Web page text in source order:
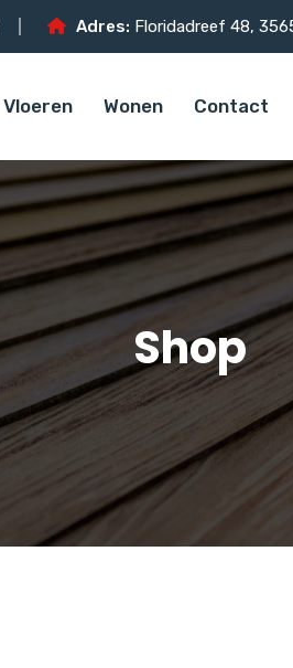
Adres: Floridadreef 48,
Vloeren Wonen Contact
Shop